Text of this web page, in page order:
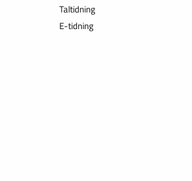
Taltidning
E-tidning